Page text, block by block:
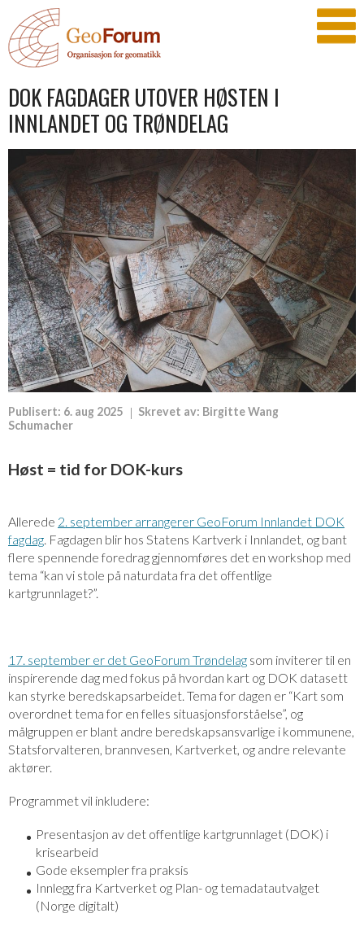
DOK FAGDAGER UTOVER HØSTEN I
INNLANDET OG TRØNDELAG
Publisert: 6. aug 2025 Skrevet av: Birgitte Wang
Schumacher
Høst = tid for DOK-kurs
Allerede 2. september arrangerer GeoForum Innlandet DOK
fagdag. Fagdagen blir hos Statens Kartverk i Innlandet, og bant
flere spennende foredrag gjennomføres det en workshop med
tema “kan vi stole på naturdata fra det offentlige
kartgrunnlaget?”.
17. september er det GeoForum Trøndelag som inviterer til en
inspirerende dag med fokus på hvordan kart og DOK datasett
kan styrke beredskapsarbeidet. Tema for dagen er “Kart som
overordnet tema for en felles situasjonsforståelse”, og
målgruppen er blant andre beredskapsansvarlige i kommunene,
Statsforvalteren, brannvesen, Kartverket, og andre relevante
aktører.
Programmet vil inkludere:
Presentasjon av det offentlige kartgrunnlaget (DOK) i
krisearbeid
Gode eksempler fra praksis
Innlegg fra Kartverket og Plan- og temadatautvalget
(Norge digitalt)